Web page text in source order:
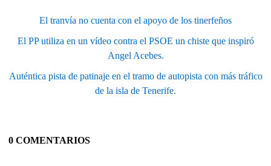
El tranvía no cuenta con el apoyo de los tinerfeños
El PP utiliza en un vídeo contra el PSOE un chiste que inspiró
Angel Acebes.
Auténtica pista de patinaje en el tramo de autopista con más tráfico
de la isla de Tenerife.
0 COMENTARIOS